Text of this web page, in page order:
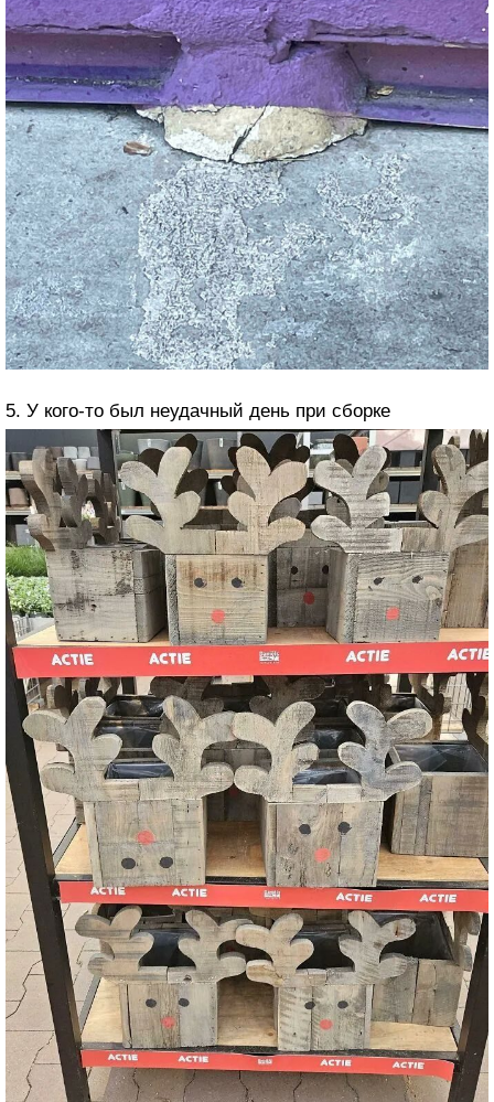
5. У кого-то был неудачный день при сборке